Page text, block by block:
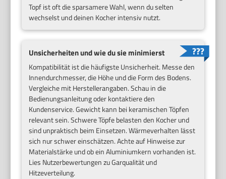
Topf ist oft die sparsamere Wahl, wenn du selten
wechselst und deinen Kocher intensiv nutzt.
Unsicherheiten und wie du sie minimierst
Kompatibilität ist die häufigste Unsicherheit. Messe den
Innendurchmesser, die Höhe und die Form des Bodens.
Vergleiche mit Herstellerangaben. Schau in die
Bedienungsanleitung oder kontaktiere den
Kundenservice. Gewicht kann bei keramischen Töpfen
relevant sein. Schwere Töpfe belasten den Kocher und
sind unpraktisch beim Einsetzen. Wärmeverhalten lässt
sich nur schwer einschätzen. Achte auf Hinweise zur
Materialstärke und ob ein Aluminiumkern vorhanden ist.
Lies Nutzerbewertungen zu Garqualität und
Hitzeverteilung.